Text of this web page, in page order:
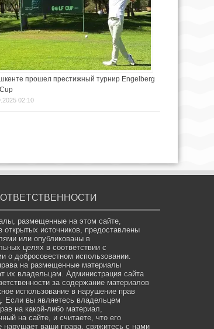
прошел престижный турнир Engelberg
02:10
размещенные на этом сайте,
открытых источников, предоставлены
или опубликованы в
целях в соответствии с
о добросовестном использовании.
на размещенные материалы
их владельцам. Администрация сайта
за содержание материалов
использование в нарушение прав
Если вы являетесь владельцем
на какой-либо материал,
на сайте, и считаете, что его
нарушает ваши права, свяжитесь с нами